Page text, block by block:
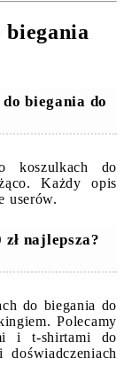
biegania
biegania do
koszulkach do
Każdy opis
userów.
najlepsza?
do biegania do
Polecamy
i t-shirtami do